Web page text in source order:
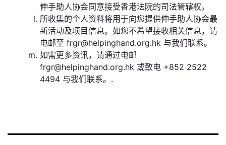
伸手助人协会同意接受香港法院的司法管辖权。
所收集的个人资料将用于向您提供伸手助人协会最
新活动及项目信息。如您不希望接收相关信息，请
电邮至 frgr@helpinghand.org.hk 与我们联系。
如需更多资讯，请通过电邮
frgr@helpinghand.org.hk 或致电 +852 2522
4494 与我们联系。.